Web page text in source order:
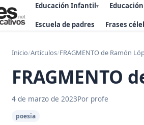
Educación Infantil▾
Escuela de padres Frases
Inicio/Artículos/FRAGMENTO de Ramón
FRAGMENTO
4 de marzo de 2023Por profe
poesia